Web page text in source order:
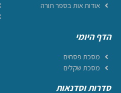
אודות אות בספר תורה
הדף היומי
מסכת פסחים
מסכת שקלים
סדרות וסדנאות